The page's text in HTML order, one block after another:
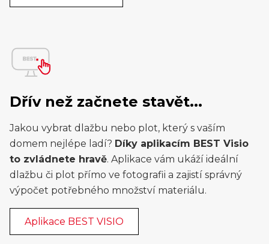
Dřív než začnete stavět...
Jakou vybrat dlažbu nebo plot, který s vaším
domem nejlépe ladí? Díky aplikacím BEST Visio
to zvládnete hravě. Aplikace vám ukáží ideální
dlažbu či plot přímo ve fotografii a zajistí správný
výpočet potřebného množství materiálu.
Aplikace BEST VISIO